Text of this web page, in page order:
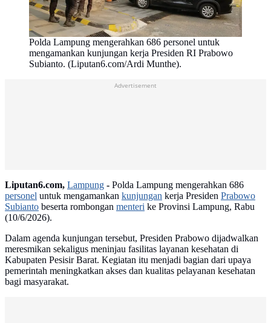
Polda Lampung mengerahkan 686 personel untuk
mengamankan kunjungan kerja Presiden RI Prabowo
Subianto. (Liputan6.com/Ardi Munthe).
Advertisement
Liputan6.com, Lampung - Polda Lampung mengerahkan 686
personel untuk mengamankan kunjungan kerja Presiden Prabowo
Subianto beserta rombongan menteri ke Provinsi Lampung, Rabu
(10/6/2026).
Dalam agenda kunjungan tersebut, Presiden Prabowo dijadwalkan
meresmikan sekaligus meninjau fasilitas layanan kesehatan di
Kabupaten Pesisir Barat. Kegiatan itu menjadi bagian dari upaya
pemerintah meningkatkan akses dan kualitas pelayanan kesehatan
bagi masyarakat.